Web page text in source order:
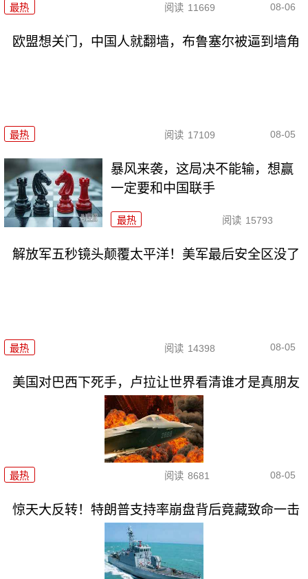
最热 阅读 11669 08-06
欧盟想关门，中国人就翻墙，布鲁塞尔被逼到墙角
最热 阅读 17109 08-05
暴风来袭，这局决不能输，想赢
一定要和中国联手
最热 阅读 15793
解放军五秒镜头颠覆太平洋！美军最后安全区没了
最热 阅读 14398 08-05
美国对巴西下死手，卢拉让世界看清谁才是真朋友
最热 阅读 8681 08-05
惊天大反转！特朗普支持率崩盘背后竟藏致命一击